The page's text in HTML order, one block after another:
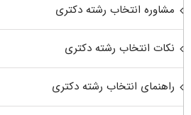
مشاوره انتخاب رشته دکتری
نکات انتخاب رشته دکتری
راهنمای انتخاب رشته دکتری